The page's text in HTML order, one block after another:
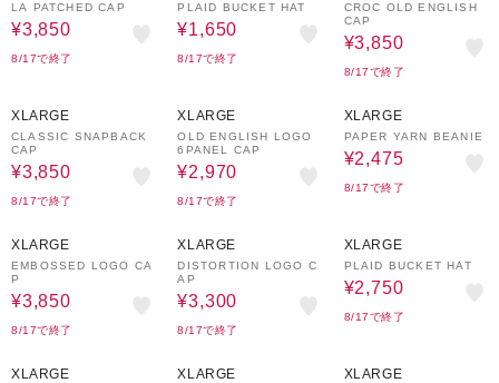
LA PATCHED CAP
¥3,850
8/17で終了
PLAID BUCKET HAT
¥1,650
8/17で終了
CROC OLD ENGLISH
CAP
¥3,850
8/17で終了
XLARGE
CLASSIC SNAPBACK
CAP
¥3,850
8/17で終了
XLARGE
OLD ENGLISH LOGO
6PANEL CAP
¥2,970
8/17で終了
XLARGE
PAPER YARN BEANIE
¥2,475
8/17で終了
XLARGE
EMBOSSED LOGO CA
P
¥3,850
8/17で終了
XLARGE
DISTORTION LOGO C
AP
¥3,300
8/17で終了
XLARGE
PLAID BUCKET HAT
¥2,750
8/17で終了
XLARGE XLARGE XLARGE